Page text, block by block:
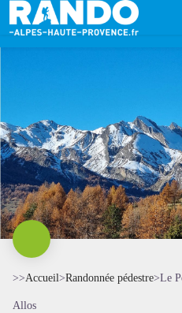
Le Pont à Montgros
>>Accueil>Randonnée pédestre>Le
Allos